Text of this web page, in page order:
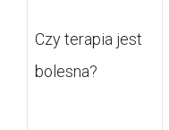
Czy terapia jest
bolesna?